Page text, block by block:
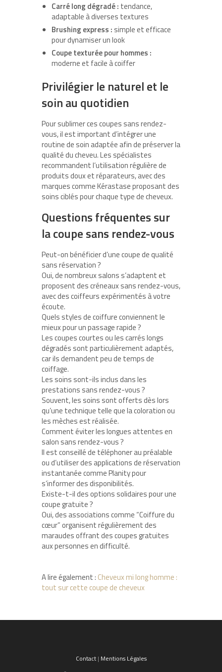
Carré long dégradé : tendance,
adaptable à diverses textures
Brushing express : simple et efficace
pour dynamiser un look
Coupe texturée pour hommes :
moderne et facile à coiffer
Privilégier le naturel et le
soin au quotidien
Pour sublimer ces coupes sans rendez-
vous, il est important d’intégrer une
routine de soin adaptée afin de préserver la
qualité du cheveu. Les spécialistes
recommandent l’utilisation régulière de
produits doux et réparateurs, avec des
marques comme Kérastase proposant des
soins ciblés pour chaque type de cheveux.
Questions fréquentes sur
la coupe sans rendez-vous
Peut-on bénéficier d’une coupe de qualité
sans réservation ?
Oui, de nombreux salons s’adaptent et
proposent des créneaux sans rendez-vous,
avec des coiffeurs expérimentés à votre
écoute.
Quels styles de coiffure conviennent le
mieux pour un passage rapide ?
Les coupes courtes ou les carrés longs
dégradés sont particulièrement adaptés,
car ils demandent peu de temps de
coiffage.
Les soins sont-ils inclus dans les
prestations sans rendez-vous ?
Souvent, les soins sont offerts dès lors
qu’une technique telle que la coloration ou
les mèches est réalisée.
Comment éviter les longues attentes en
salon sans rendez-vous ?
Il est conseillé de téléphoner au préalable
ou d’utiliser des applications de réservation
instantanée comme Planity pour
s’informer des disponibilités.
Existe-t-il des options solidaires pour une
coupe gratuite ?
Oui, des associations comme “Coiffure du
cœur” organisent régulièrement des
maraudes offrant des coupes gratuites
aux personnes en difficulté.
A lire également : Cheveux mi long homme :
tout sur cette coupe de cheveux
Contact| Mentions Légales